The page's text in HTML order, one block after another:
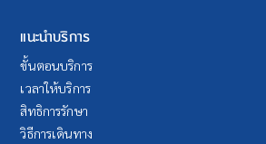
แนะนำบริการ
ขั้นตอนบริการ
เวลาให้บริการ
สิทธิการรักษา
วิธีการเดินทาง